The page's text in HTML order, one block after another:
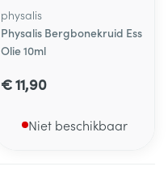
physalis
Physalis Bergbonekruid Ess
Olie 10ml
€ 11,90
Niet beschikbaar